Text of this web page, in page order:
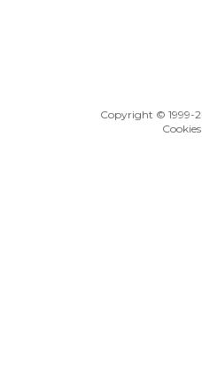
Copyright © 1999-